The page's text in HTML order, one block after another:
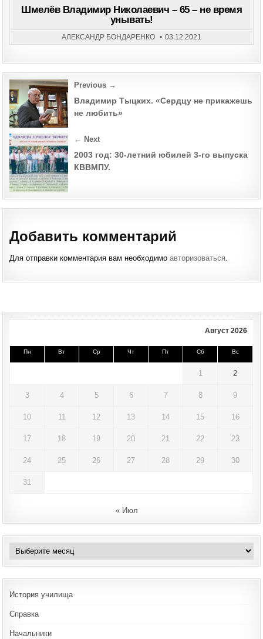
Шмелёв Владимир Николаевич – 65 – не время
унывать!
АЛЕКСАНДР БОНДАРЕНКО 03.12.2021
Post
navigation
Previous →
Владимир Тыцких. «Сердцу не прикажешь
не любить»
← Next
2003 год: 30-летний юбилей 3-го выпуска
КВВМПУ.
Добавить комментарий
Для отправки комментария вам необходимоавторизоваться
Август 2026
Пн Вт Ср Чт Пт Сб Вс
1 2
3 4 5 6 7 8 9
10 11 12 13 14 15 16
17 18 19 20 21 22 23
24 25 26 27 28 29 30
31
« Июл
Архивы
История училища
Справка
Начальники